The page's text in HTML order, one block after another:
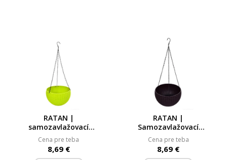
RATAN |
samozavlažovací
květináč závěsný |
imitace ratanu | jasně
zelený | Ø 22 cm
Cena pre teba
8,69 €
RATAN |
Samozavlažovací
květináč závěsný |
Včetně kovového
řetízku a dna
Cena pre teba
8,69 €